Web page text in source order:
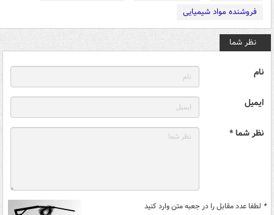
فروشنده مواد شیمیایی
نظر شما
نام
ایمیل
نظر شما *
* لطفا عدد مقابل را در جعبه متن وارد کنید